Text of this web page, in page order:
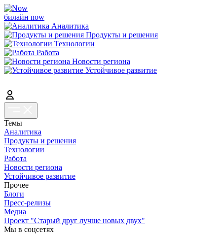
билайн now
Аналитика
Продукты и решения
Технологии
Работа
Новости региона
Устойчивое развитие
Темы
Аналитика
Продукты и решения
Технологии
Работа
Новости региона
Устойчивое развитие
Прочее
Блоги
Пресс-релизы
Медиа
Проект "Старый друг лучше новых двух"
Мы в соцсетях